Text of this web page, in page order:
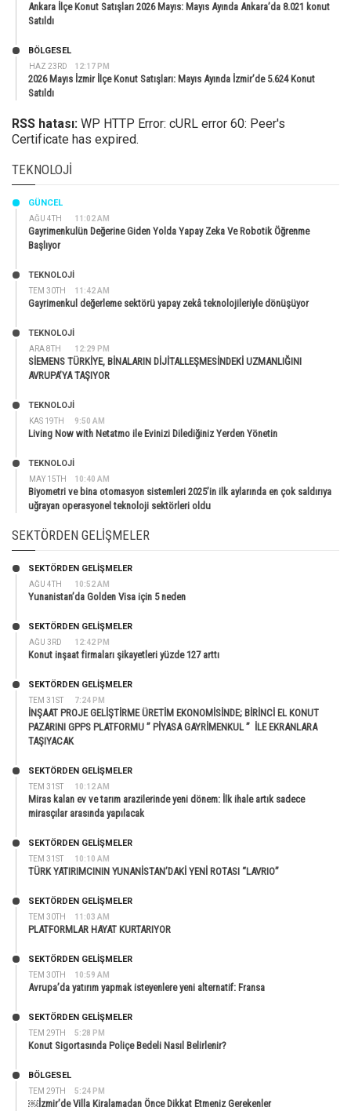
Ankara İlçe Konut Satışları 2026 Mayıs: Mayıs Ayında Ankara’da 8.021 konut
Satıldı
HAZ 23RD 12:17 PM
BÖLGESEL
2026 Mayıs İzmir İlçe Konut Satışları: Mayıs Ayında İzmir’de 5.624 Konut
Satıldı
RSS hatası: WP HTTP Error: cURL error 60: Peer's
Certificate has expired.
TEKNOLOJI
AĞU 4TH 11:02 AM
GÜNCEL
Gayrimenkulün Değerine Giden Yolda Yapay Zeka Ve Robotik Öğrenme
Başlıyor
TEM 30TH 11:42 AM
TEKNOLOJİ
Gayrimenkul değerleme sektörü yapay zekâ teknolojileriyle dönüşüyor
ARA 8TH 12:29 PM
TEKNOLOJİ
SİEMENS TÜRKİYE, BİNALARIN DİJİTALLEŞMESİNDEKİ UZMANLIĞINI
AVRUPA’YA TAŞIYOR
KAS 19TH 9:50 AM
TEKNOLOJİ
Living Now with Netatmo ile Evinizi Dilediğiniz Yerden Yönetin
MAY 15TH 10:40 AM
TEKNOLOJİ
Biyometri ve bina otomasyon sistemleri 2025’in ilk aylarında en çok saldırıya
uğrayan operasyonel teknoloji sektörleri oldu
SEKTÖRDEN GELIŞMELER
AĞU 4TH 10:52 AM
SEKTÖRDEN GELIŞMELER
Yunanistan’da Golden Visa için 5 neden
AĞU 3RD 12:42 PM
SEKTÖRDEN GELIŞMELER
Konut inşaat firmaları şikayetleri yüzde 127 arttı
TEM 31ST 7:24 PM
SEKTÖRDEN GELIŞMELER
İNŞAAT PROJE GELİŞTİRME ÜRETİM EKONOMİSİNDE; BİRİNCİ EL KONUT
PAZARINI GPPS PLATFORMU ” PİYASA GAYRİMENKUL ” İLE EKRANLARA
TAŞIYACAK
TEM 31ST 10:12 AM
SEKTÖRDEN GELIŞMELER
Miras kalan ev ve tarım arazilerinde yeni dönem: İlk ihale artık sadece
mirasçılar arasında yapılacak
TEM 31ST 10:10 AM
SEKTÖRDEN GELIŞMELER
TÜRK YATIRIMCININ YUNANİSTAN’DAKİ YENİ ROTASI “LAVRIO”
TEM 30TH 11:03 AM
SEKTÖRDEN GELIŞMELER
PLATFORMLAR HAYAT KURTARIYOR
TEM 30TH 10:59 AM
SEKTÖRDEN GELIŞMELER
Avrupa’da yatırım yapmak isteyenlere yeni alternatif: Fransa
TEM 29TH 5:28 PM
SEKTÖRDEN GELIŞMELER
Konut Sigortasında Poliçe Bedeli Nasıl Belirlenir?
TEM 29TH 5:24 PM
BÖLGESEL
￼İzmir’de Villa Kiralamadan Önce Dikkat Etmeniz Gerekenler